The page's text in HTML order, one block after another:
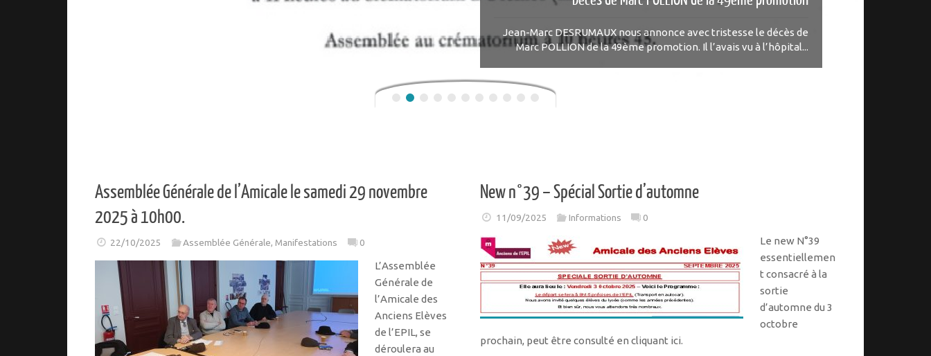
Jean-Marc DESRUMAUX nous annonce avec tristesse le décès de
Marc POLLION de la 49ème promotion. Il l’avais vu à l’hôpital...
Assemblée Générale de l’Amicale le samedi 29 novembre
2025 à 10h00.
22/10/2025 Assemblée Générale,Manifestations 0
L’Assemblée
Générale de
l’Amicale des
Anciens Elèves
de l’EPIL, se
déroulera au
New n°39 – Spécial Sortie d’automne
11/09/2025 Informations 0
Le new N°39
essentiellemen
t consacré à la
sortie
d’automne du 3
octobre
prochain, peut être consulté en cliquant ici.